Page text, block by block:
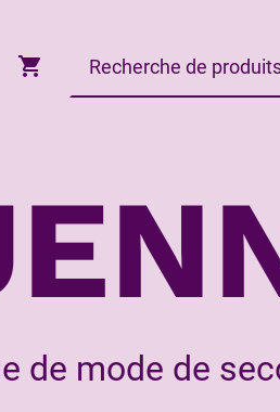
de mode de